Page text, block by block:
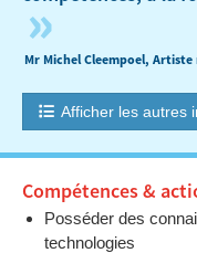
»
Mr
Afficher les autres
Compétences &
Posséder des
technologies